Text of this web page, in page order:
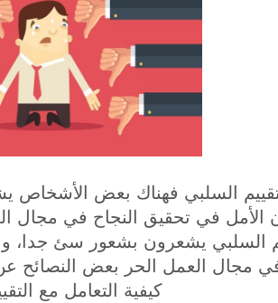
السلبي فهناك بعض
الأمل في تحقيق النجاح في مجال
السلبي يشعرون بشعور سئ جدا،
مجال العمل الحر بعض النصائح عن
كيفية التعامل مع